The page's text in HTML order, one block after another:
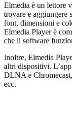
Elmedia è un lettore
trovare e aggiungere
font, dimensioni e
Elmedia Player è
che il software
Inoltre, Elmedia
altri dispositivi.
DLNA e
ecc.